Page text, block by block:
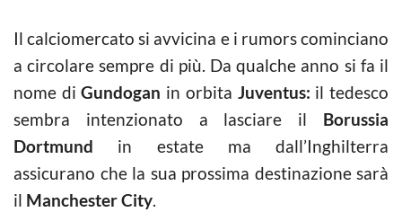
Il calciomercato si avvicina e i rumors cominciano
a circolare sempre di più. Da qualche anno si fa il
nome diGundogan in orbita Juventus: il tedesco
sembra intenzionato a lasciare il Borussia
Dortmund in estate ma dall’Inghilterra
assicurano che la sua prossima destinazione sarà
il Manchester City.